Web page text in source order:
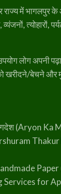
राज्य में भागलपुर
त्योहारों,
लोग अपनी
खरीदने/बेचने और
(Aryon Ka
Paper
Services for